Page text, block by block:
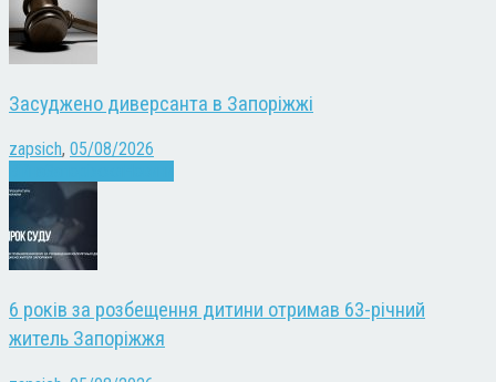
Засуджено диверсанта в Запоріжжі
zapsich, 05/08/2026
6 років за розбещення дитини отримав 63-річний
житель Запоріжжя